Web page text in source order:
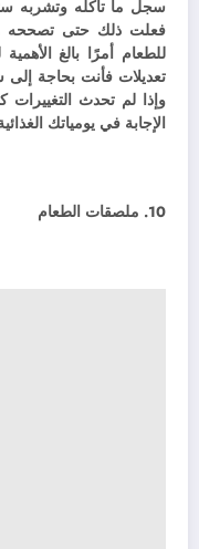
سجل ما تأكله وتشربه
فعلت ذلك حتى تصححه
للطعام أمرًا بالغ
تعديلات فأنت بحاجة
وإذا لم تحدث
الإجابة في يومياتك
10. ملصقات الطعام